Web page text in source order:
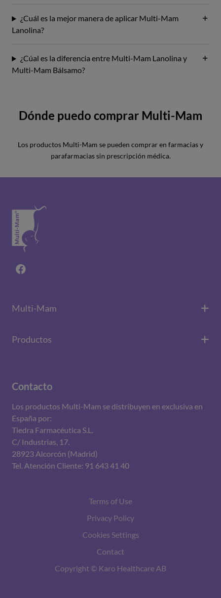
¿Cuál es la mejor manera de aplicar Multi-Mam
Lanolina?
¿Cúal es la diferencia entre Multi-Mam Lanolina y
Multi-Mam Bálsamo?
Dónde puedo comprar Multi-Mam
Los productos Multi-Mam se pueden comprar en farmacias y
parafarmacias sin prescripción médica.
Facebook
Multi-Mam
Productos
Contacto
Los productos Multi-Mam se distribuyen en exclusiva en
España por:
Tiedra Farmacéutica S.L.
C/ Industrias, 17.
28923 Alcorcón (Madrid)
Tel. Atención Cliente: 91 643 41 40
Terms of Use
Privacy Policy
Cookies Settings
Contact
Copyright © Karo Healthcare AB